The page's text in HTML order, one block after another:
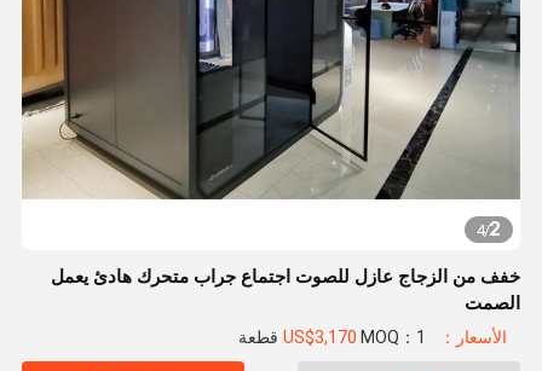
2
/
4
خفف من الزجاج عازل للصوت اجتماع جراب متحرك هادئ يعمل
الصمت
الأسعار：US$3,170 MOQ：1 قطعة